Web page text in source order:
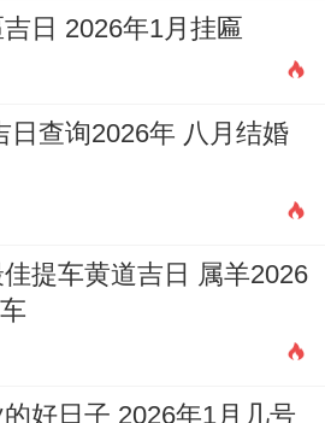
不适，感情易生口角，
卯未三合木局，贵人运
助。财运回暖，前期投
者桃花机缘增多。
申亥相害，谋事多阻，易
需仔细核对，防欺诈。感
日 2026年1月挂匾
日查询2026年 八月结婚
提车黄道吉日 属羊2026
好日子 2026年1月几号